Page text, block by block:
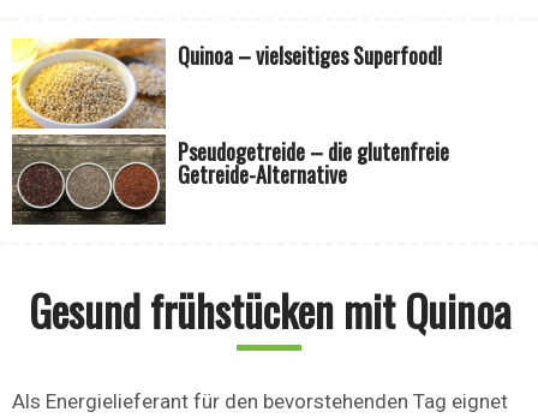
Quinoa – vielseitiges Superfood!
Pseudogetreide – die glutenfreie
Getreide-Alternative
Gesund frühstücken mit Quinoa
Als Energielieferant für den bevorstehenden Tag eignet